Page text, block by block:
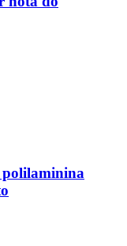
polilaminina